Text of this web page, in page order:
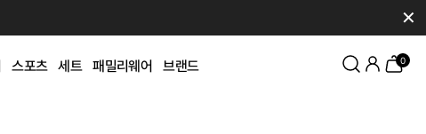
✕
스포츠 세트 패밀리웨어 브랜드 0